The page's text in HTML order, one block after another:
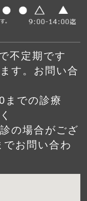
不定期です
す。お問い合
までの診療
の場合がござ
お問い合わ